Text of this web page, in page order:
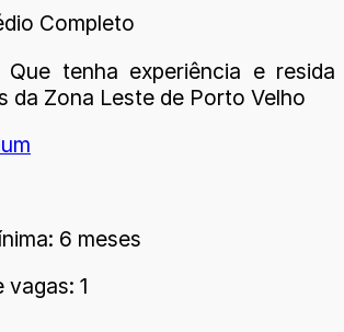
Completo
Que tenha experiência e resida
da Zona Leste de Porto Velho
6 meses
vagas: 1